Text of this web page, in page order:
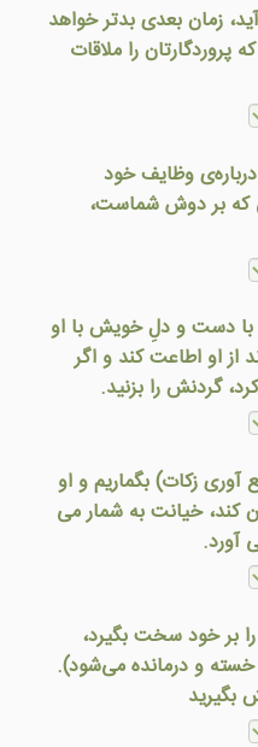
زمان بعدی بدتر خواهد
پروردگارتان را ملاقات
درباره‌ی وظايف خود
که بر دوش شماست،
دست و دلِ خويش با او
از او اطاعت کند و اگر
گردنش را بزنيد.
آوری زکات) بگماريم و او
کند، خيانت به شمار می
آورد.
بر خود سخت بگيرد،
و درمانده می‌شود).
بگيريد